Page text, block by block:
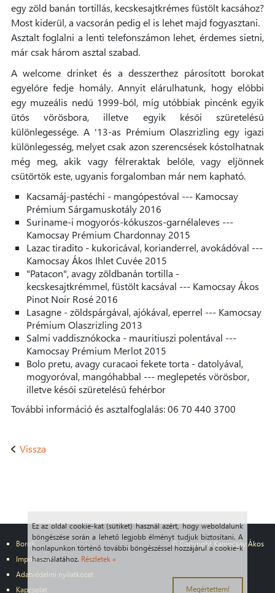
Ez az oldal cookie-kat (sütiket) használ azért, hogy weboldalunk
böngészése során a lehető legjobb élményt tudjuk biztosítani. A
honlapunkon történő további böngészéssel hozzájárul a cookie-k
használatához. Részletek »
Megértettem!
egy zöld banán tortillás, kecskesajtkrémes füstölt kacsához?
Most kiderül, a vacsorán pedig el is lehet majd fogyasztani.
Asztalt foglalni a lenti telefonszámon lehet, érdemes sietni,
már csak három asztal szabad.
A welcome drinket és a desszerthez párosított borokat
egyelőre fedje homály. Annyit elárulhatunk, hogy előbbi
egy muzeális nedű 1999-ből, míg utóbbiak pincénk egyik
ütős vörösbora, illetve egyik késői szüretelésű
különlegessége. A '13-as Prémium Olaszrizling egy igazi
különlegesség, melyet csak azon szerencsések kóstolhatnak
még meg, akik vagy félreraktak belőle, vagy eljönnek
csütörtök este, ugyanis forgalomban már nem kapható.
Kacsamáj-pastéchi - mangópestóval --- Kamocsay
Prémium Sárgamuskotály 2016
Suriname-i mogyorós-kókuszos-garnélaleves ---
Kamocsay Prémium Chardonnay 2015
Lazac tiradito - kukoricával, korianderrel, avokádóval ---
Kamocsay Ákos Ihlet Cuvée 2015
"Patacon", avagy zöldbanán tortilla -
kecskesajtkrémmel, füstölt kacsával --- Kamocsay Ákos
Pinot Noir Rosé 2016
Lasagne - zöldspárgával, ajókával, eperrel --- Kamocsay
Prémium Olaszrizling 2013
Salmi vaddisznókocka - mauritiuszi polentával ---
Kamocsay Prémium Merlot 2015
Bolo pretu, avagy curacaoi fekete torta - datolyával,
mogyoróval, mangóhabbal --- meglepetés vörösbor,
illetve késői szüretelésű fehérbor
További információ és asztalfoglalás: 06 70 440 3700
Vissza
Borok
Impresszum
Adatvédelmi nyilatkozat
Kapcsolat
© Copyright Kamocsay Ákos